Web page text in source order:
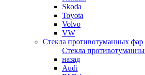
Skoda
Toyota
Volvo
VW
Стекла противотуманных фар
Стекла
назад
Audi